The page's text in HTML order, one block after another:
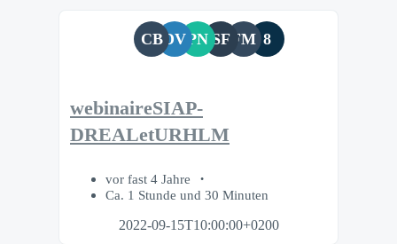
CB DV PN SF FM 8
webinaireSIAP-
DREALetURHLM
vor fast 4 Jahre
Ca. 1 Stunde und 30 Minuten
2022-09-15T10:00:00+0200